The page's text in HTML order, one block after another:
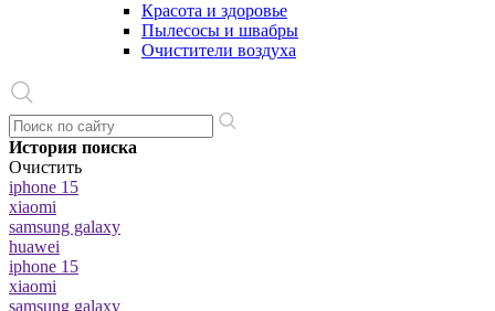
Красота и здоровье
Пылесосы и швабры
Очистители воздуха
История поиска
Очистить
iphone 15
xiaomi
samsung galaxy
huawei
iphone 15
xiaomi
samsung galaxy